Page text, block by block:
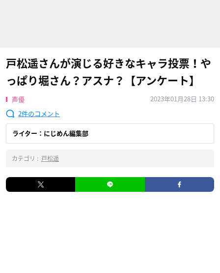
戸松遥さんが演じる好きなキャラ投票！や
っぱり堀さん？アスナ？【アンケート】
声優
2023年01月28日 13:30
2
ライター：にじめん編集部
カテゴリ : 戸松遥